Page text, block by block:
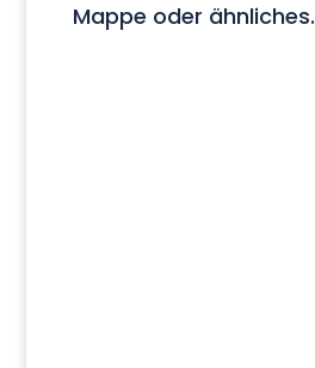
Mappe oder ähnliches.